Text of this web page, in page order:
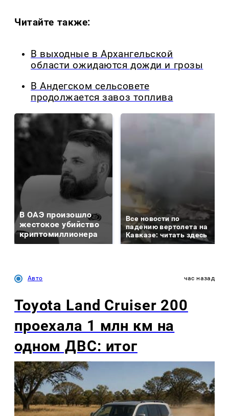
Читайте также:
В выходные в Архангельской
области ожидаются дожди и грозы
В Андегском сельсовете
продолжается завоз топлива
В ОАЭ произошло
жестокое убийство
криптомиллионера
Все новости по
падению вертолета на
Кавказе: читать здесь
Авто час назад
Toyota Land Cruiser 200
проехала 1 млн км на
одном ДВС: итог